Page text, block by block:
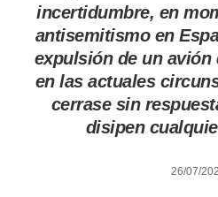
incertidumbre, en
antisemitismo en
expulsión de un avión
en las actuales
cerrase sin
disipen
26/07/